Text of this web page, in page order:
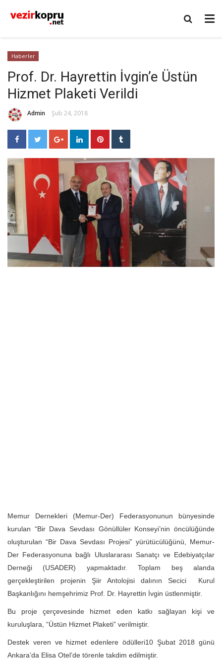
Haberler
Prof. Dr. Hayrettin İvgin’e Üstün
Hizmet Plaketi Verildi
Admin Şub 24, 2018
Memur Dernekleri (Memur-Der) Federasyonunun bünyesinde
kurulan “Bir Dava Sevdası Gönüllüler Konseyi’nin öncülüğünde
oluşturulan “Bir Dava Sevdası Projesi” yürütücülüğünü, Memur-
Der Federasyonuna bağlı Uluslararası Sanatçı ve Edebiyatçılar
Derneği (USADER) yapmaktadır. Toplam beş alanda
gerçekleştirilen projenin Şiir Antolojisi dalının Secici Kurul
Başkanlığını hemşehrimiz Prof. Dr. Hayrettin İvgin üstlenmiştir.
Bu proje çerçevesinde hizmet eden katkı sağlayan kişi ve
kuruluşlara, “Üstün Hizmet Plaketi” verilmiştir.
Destek veren ve hizmet edenlere ödülleri10 Şubat 2018 günü
Ankara’da Elisa Otel’de törenle takdim edilmiştir.